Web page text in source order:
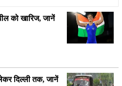
को खारिज, जानें
दिल्ली तक, जानें